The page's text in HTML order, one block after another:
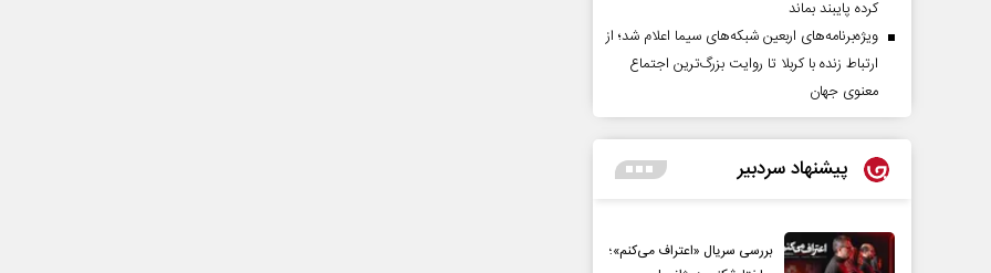
کرده پایبند بماند
ویژه‌برنامه‌های اربعین شبکه‌های سیما اعلام شد؛ از
ارتباط زنده با کربلا تا روایت بزرگ‌ترین اجتماع
معنوی جهان
پیشنهاد سردبیر
بررسی سریال «اعتراف می‌کنم»؛